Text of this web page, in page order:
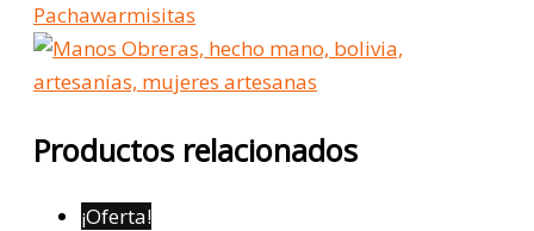
Pachawarmisitas
Productos relacionados
¡Oferta!